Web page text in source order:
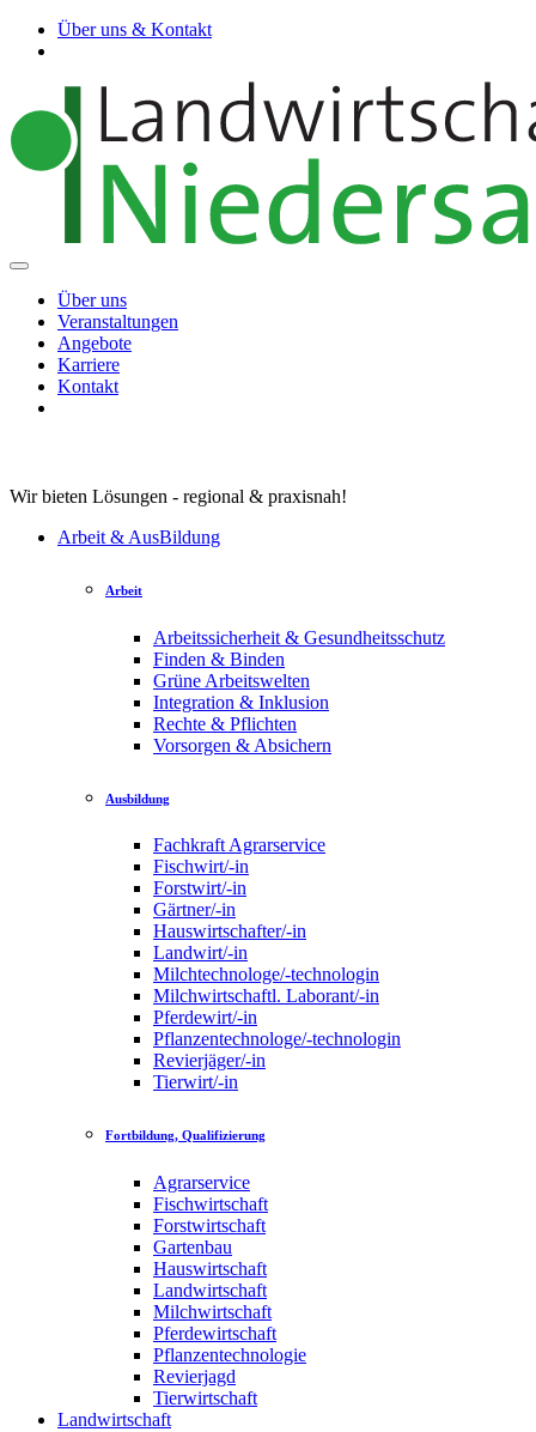
Über uns & Kontakt
Über uns
Veranstaltungen
Angebote
Karriere
Kontakt
Wir bieten Lösungen - regional & praxisnah!
Arbeit & AusBildung
Arbeit
Arbeitssicherheit & Gesundheitsschutz
Finden & Binden
Grüne Arbeitswelten
Integration & Inklusion
Rechte & Pflichten
Vorsorgen & Absichern
Ausbildung
Fachkraft Agrarservice
Fischwirt/-in
Forstwirt/-in
Gärtner/-in
Hauswirtschafter/-in
Landwirt/-in
Milchtechnologe/-technologin
Milchwirtschaftl. Laborant/-in
Pferdewirt/-in
Pflanzentechnologe/-technologin
Revierjäger/-in
Tierwirt/-in
Fortbildung, Qualifizierung
Agrarservice
Fischwirtschaft
Forstwirtschaft
Gartenbau
Hauswirtschaft
Landwirtschaft
Milchwirtschaft
Pferdewirtschaft
Pflanzentechnologie
Revierjagd
Tierwirtschaft
Landwirtschaft